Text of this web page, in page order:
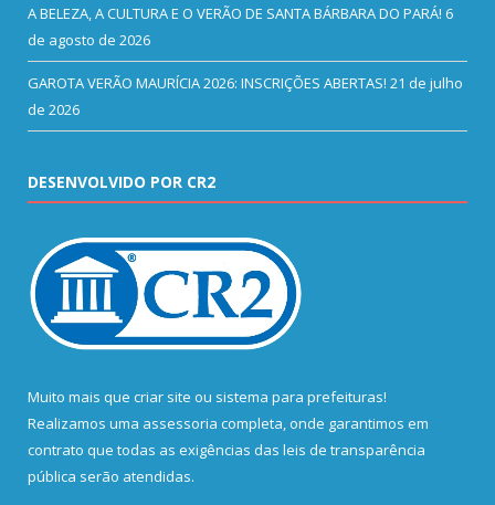
A BELEZA, A CULTURA E O VERÃO DE SANTA BÁRBARA DO PARÁ! 6
de agosto de 2026
GAROTA VERÃO MAURÍCIA 2026: INSCRIÇÕES ABERTAS! 21 de julho
de 2026
DESENVOLVIDO POR CR2
Muito mais que criar site ou sistema para prefeituras!
Realizamos uma assessoria completa, onde garantimos em
contrato que todas as exigências das leis de transparência
pública serão atendidas.